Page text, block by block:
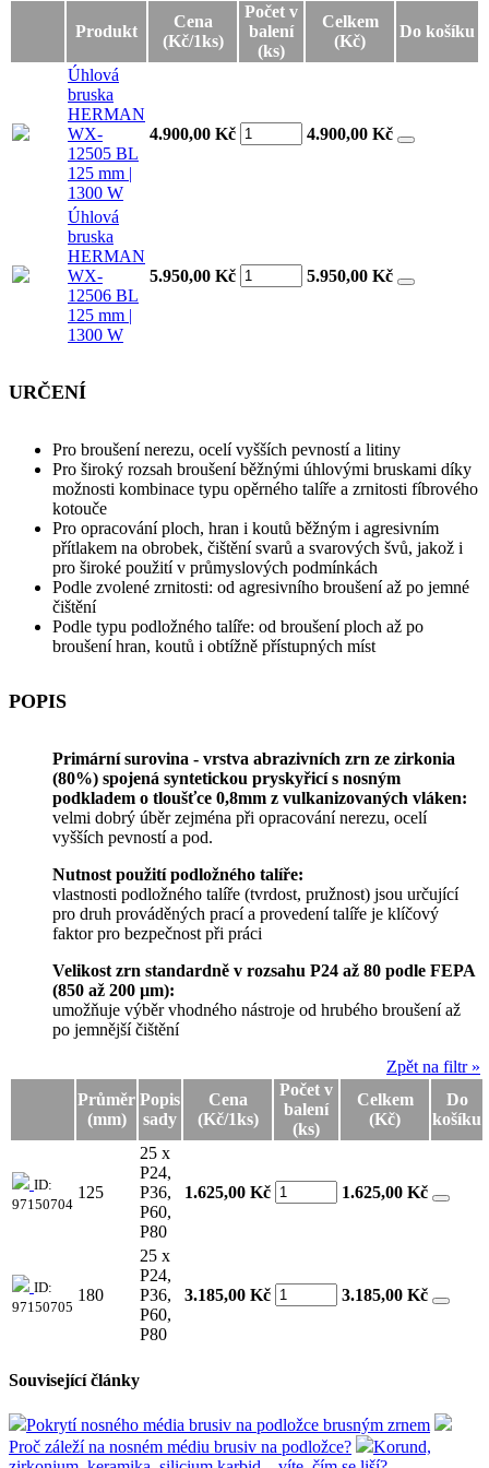
Produkt
Cena
(Kč/1ks)
Počet v
balení
(ks)
Celkem
(Kč)
Do košíku
Úhlová
bruska
HERMAN
WX-
12505 BL
125 mm |
1300 W
4.900,00 Kč 4.900,00 Kč
Úhlová
bruska
HERMAN
WX-
12506 BL
125 mm |
1300 W
5.950,00 Kč 5.950,00 Kč
URČENÍ
Pro broušení nerezu, ocelí vyšších pevností a litiny
Pro široký rozsah broušení běžnými úhlovými bruskami díky
možnosti kombinace typu opěrného talíře a zrnitosti fíbrového
kotouče
Pro opracování ploch, hran i koutů běžným i agresivním
přítlakem na obrobek, čištění svarů a svarových švů, jakož i
pro široké použití v průmyslových podmínkách
Podle zvolené zrnitosti: od agresivního broušení až po jemné
čištění
Podle typu podložného talíře: od broušení ploch až po
broušení hran, koutů i obtížně přístupných míst
POPIS
Primární surovina - vrstva abrazivních zrn ze zirkonia
(80%) spojená syntetickou pryskyřicí s nosným
podkladem o tloušťce 0,8mm z vulkanizovaných vláken:
velmi dobrý úběr zejména při opracování nerezu, ocelí
vyšších pevností a pod.
Nutnost použití podložného talíře:
vlastnosti podložného talíře (tvrdost, pružnost) jsou určující
pro druh prováděných prací a provedení talíře je klíčový
faktor pro bezpečnost při práci
Velikost zrn standardně v rozsahu P24 až 80 podle FEPA
(850 až 200 µm):
umožňuje výběr vhodného nástroje od hrubého broušení až
po jemnější čištění
Zpět na filtr »
Průměr
(mm)
Popis
sady
Cena
(Kč/1ks)
Počet v
balení
(ks)
Celkem
(Kč)
Do
košíku
ID:
97150704
125
25 x
P24,
P36,
P60,
P80
1.625,00 Kč 1.625,00 Kč
ID:
97150705
180
25 x
P24,
P36,
P60,
P80
3.185,00 Kč 3.185,00 Kč
Související články
Pokrytí nosného média brusiv na podložce brusným zrnem
Proč záleží na nosném médiu brusiv na podložce?
Korund,